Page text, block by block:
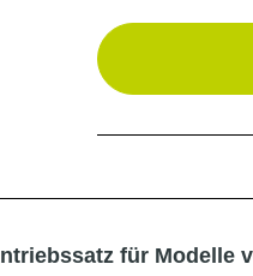
für Modelle